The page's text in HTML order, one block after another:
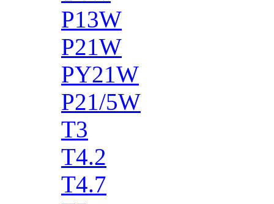
P13W
P21W
PY21W
P21/5W
T3
T4.2
T4.7